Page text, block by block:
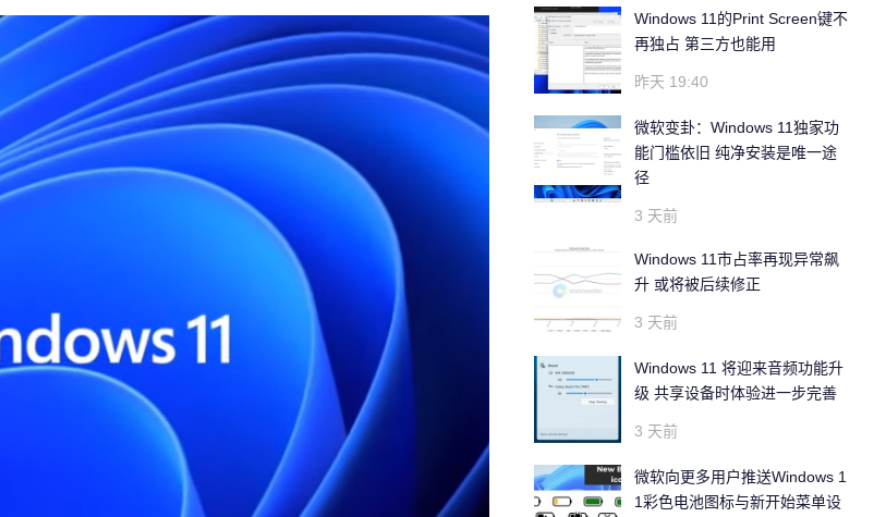
Windows 11的Print Screen键不
再独占 第三方也能用
昨天 19:40
微软变卦：Windows 11独家功
能门槛依旧 纯净安装是唯一途
径
3 天前
Windows 11市占率再现异常飙
升 或将被后续修正
3 天前
Windows 11 将迎来音频功能升
级 共享设备时体验进一步完善
3 天前
微软向更多用户推送Windows 1
1彩色电池图标与新开始菜单设